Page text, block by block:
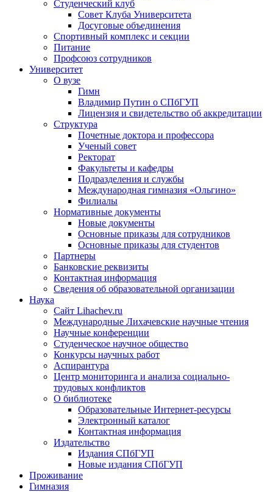
Студенческий клуб
Совет Клуба Университета
Досуговые объединения
Спортивный комплекс и секции
Питание
Профсоюз сотрудников
Университет
О вузе
Гимн
Владимир Путин о СПбГУП
Лицензия и свидетельство об аккредитации
Структура
Почетные доктора и профессора
Ученый совет
Ректорат
Факультеты и кафедры
Подразделения и службы
Международная гимназия «Ольгино»
Филиалы
Нормативные документы
Новые документы
Основные приказы для сотрудников
Основные приказы для студентов
Партнеры
Банковские реквизиты
Контактная информация
Сведения об образовательной организации
Наука
Сайт Lihachev.ru
Международные Лихачевские научные чтения
Научные конференции
Студенческое научное общество
Конкурсы научных работ
Аспирантура
Центр мониторинга и анализа социально-
трудовых конфликтов
О библиотеке
Образовательные Интернет-ресурсы
Электронный каталог
Контактная информация
Издательство
Издания СПбГУП
Новые издания СПбГУП
Проживание
Гимназия